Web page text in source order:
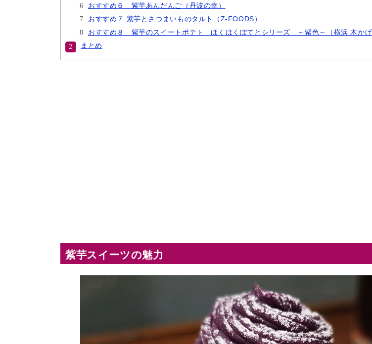
おすすめ６ 紫芋あんだんご（丹波の幸）
おすすめ７ 紫芋とさつまいものタルト（Z-FOODS）
おすすめ８ 紫芋のスイートポテト ほくほくぽてとシリーズ ～紫色～（横浜 木かげ
まとめ
紫芋スイーツの魅力